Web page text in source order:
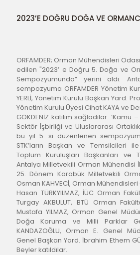
2023’E DOĞRU DOĞA VE
ORFAMDER; Orman Mühendisleri
edilen "2023’ e Doğru 5. Doğa ve
Sempozyumunda” yerini aldı.
sempozyuma ORFAMDER Yönetim
YERLİ, Yönetim Kurulu Başkan Yard.
Yönetim Kurulu Üyesi Cihat KAYA ve
GÖKDENİZ katılım sağladılar. ‘Kamu
Sektör İşbirliği ve Uluslararası
bu yıl 5. si düzenlenen
STK’ların Başkan ve Temsilcileri
Toplum Kuruluşları Başkanları ve
Antalya Milletvekili Orman Mühendisi
25. Dönem Karabük Milletvekili
Osman KAHVECİ, Orman Mühendisleri
Hasan TÜRKYILMAZ, İÜC Orman
Turgay AKBULUT, BTÜ Orman
Mustafa YILMAZ, Orman Genel
Doğa Koruma ve Milli Parklar
KANDAZOĞLU, Orman E. Genel
Genel Başkan Yard. İbrahim Ethem
Beyler katıldılar.